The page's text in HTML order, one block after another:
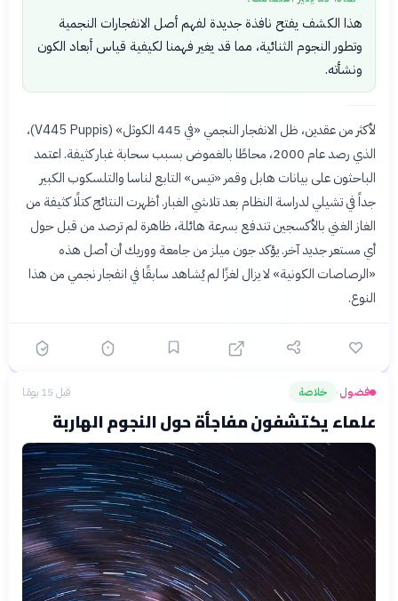
هذا الكشف يفتح نافذة جديدة لفهم أصل الانفجارات النجمية
وتطور النجوم الثنائية، مما قد يغير فهمنا لكيفية قياس أبعاد الكون
ونشأته.
لأكثر من عقدين، ظل الانفجار النجمي «في 445 الكوثل» (V445 Puppis)،
الذي رصد عام 2000، محاطًا بالغموض بسبب سحابة غبار كثيفة. اعتمد
الباحثون على بيانات هابل وقمر «تيس» التابع لناسا والتلسكوب الكبير
جداً في تشيلي لدراسة النظام بعد تلاشي الغبار. أظهرت النتائج كتلًا كثيفة من
الغاز الغني بالأكسجين تندفع بسرعة هائلة، ظاهرة لم ترصد من قبل حول
أي مستعر جديد آخر. يؤكد جون ميلز من جامعة ووريك أن أصل هذه
«الرصاصات الكونية» لا يزال لغزًا لم يُشاهد سابقًا في انفجار نجمي من هذا
النوع.
فضول› خلاصة قبل 15 يومًا
علماء يكتشفون مفاجأة حول النجوم الهاربة